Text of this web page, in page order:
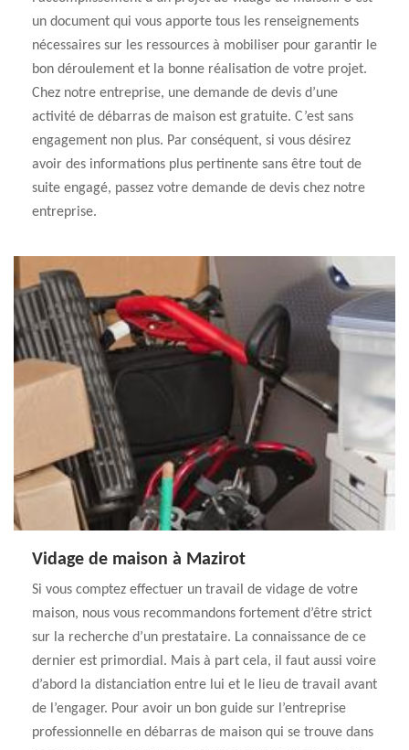
un document qui vous apporte tous les renseignements
nécessaires sur les ressources à mobiliser pour garantir le
bon déroulement et la bonne réalisation de votre projet.
Chez notre entreprise, une demande de devis d’une
activité de débarras de maison est gratuite. C’est sans
engagement non plus. Par conséquent, si vous désirez
avoir des informations plus pertinente sans être tout de
suite engagé, passez votre demande de devis chez notre
entreprise.
Vidage de maison à Mazirot
Si vous comptez effectuer un travail de vidage de votre
maison, nous vous recommandons fortement d’être strict
sur la recherche d’un prestataire. La connaissance de ce
dernier est primordial. Mais à part cela, il faut aussi voire
d’abord la distanciation entre lui et le lieu de travail avant
de l’engager. Pour avoir un bon guide sur l’entreprise
professionnelle en débarras de maison qui se trouve dans